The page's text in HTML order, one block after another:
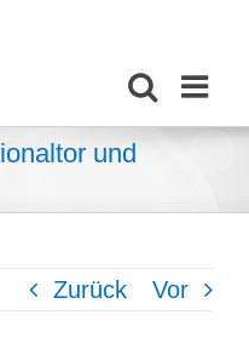
und
Zurück Vor